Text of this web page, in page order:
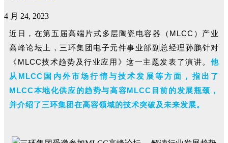
4 月 24, 2023
近日，在第五届高端片式多层陶瓷电容器（MLCC）产业
高峰论坛 上，三环集团电子元件事业部副总经理孙鹏针对
《MLCC技术趋势及行业应用》这一主题发表了演讲。 他
从MLCC国内外市场行情与技术发展等方面，指出了
MLCC本地化供应的趋势与高容MLCC目前的发展瓶颈，
并介绍了三环集团在高容领域的技术突破及未来发展。